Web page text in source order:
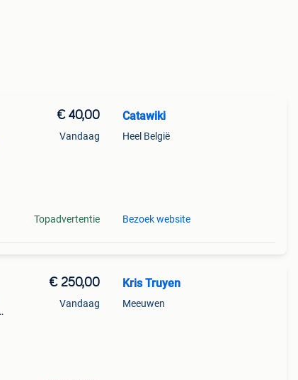
€ 40,00
Vandaag
Topadvertentie
Catawiki
Heel België
Bezoek website
€ 250,00
Vandaag
Kris Truyen
Meeuwen